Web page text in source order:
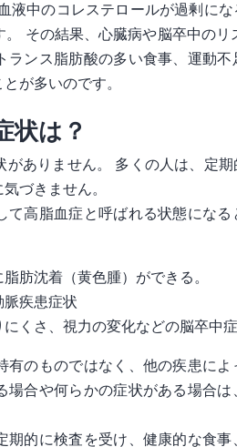
液中のコレステロールが過剰に
その結果、心臓病や脳卒中の
ランス脂肪酸の多い食事、運動
が多いのです。
状は？
ありません。 多くの人は、定
づきません。
て高脂血症と呼ばれる状態にな
肪沈着（黄色腫）ができる。
疾患症状
くさ、視力の変化などの脳卒中症
有のものではなく、他の疾患に
場合や何らかの症状がある場合
期的に検査を受け、健康的な食